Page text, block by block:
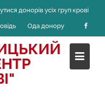
донорів усіх груп крові
Ода донору